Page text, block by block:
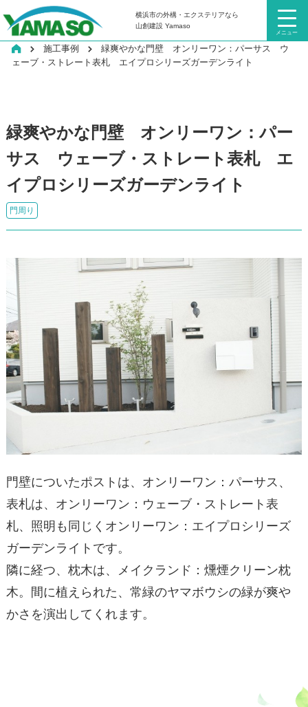
メニュー
横浜市の外構・エクステリアなら
山創建設 Yamaso
HOME施工事例
緑爽やかな門壁 オンリーワン：パーサス ウ
ェーブ・ストレート表札 エイプロシリーズガーデンライト
緑爽やかな門壁 オンリーワン：パー
サス ウェーブ・ストレート表札 エ
イプロシリーズガーデンライト
門周り
門壁についたポストは、オンリーワン：パーサス、
表札は、オンリーワン：ウェーブ・ストレート表
札、照明も同じくオンリーワン：エイプロシリーズ
ガーデンライトです。
隣に経つ、枕木は、メイクランド：燻煙クリーン枕
木。間に植えられた、常緑のヤマボウシの緑が爽や
かさを演出してくれます。